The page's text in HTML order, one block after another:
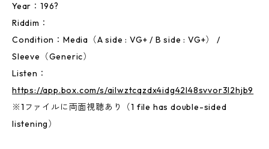
Year：196?
Riddim：
Condition：Media（A side : VG+ / B side : VG+） /
Sleeve（Generic）
Listen：
https://app.box.com/s/ailwztcqzdx4idg42l48svvor3l2hjb9
※1ファイルに両面視聴あり（1 file has double-sided
listening）